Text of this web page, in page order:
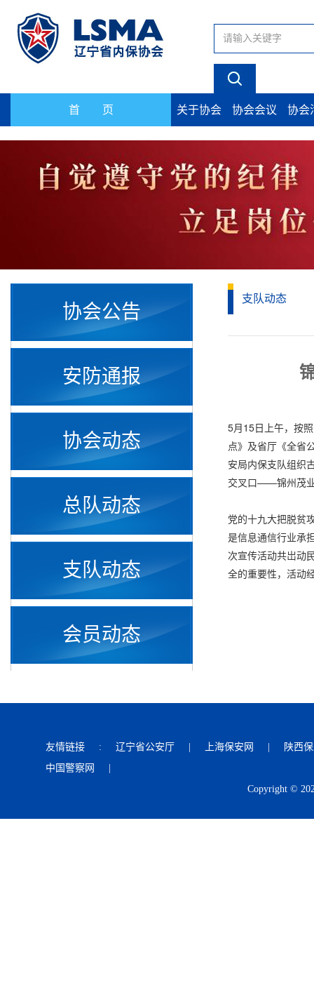
首 页 关于协会 协会会议 协会
协会公告
安防通报
协会动态
总队动态
支队动态
会员动态
支队动态
5月15日上午，按
点》及省厅《全省
安局内保支队组织
交叉口——锦州茂
党的十九大把脱贫
是信息通信行业承
次宣传活动共岀动
全的重要性，活动
友情链接 : 辽宁省公安厅 上海保安网
陕西
中国警察网
Copyright ©